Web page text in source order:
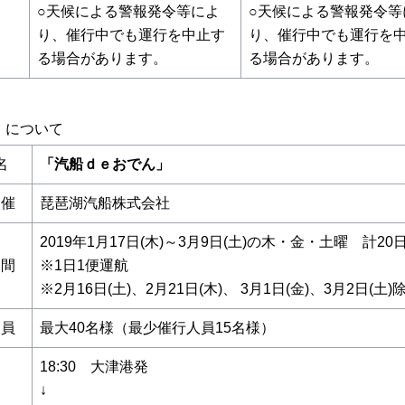
○天候による警報発令等によ
り、催行中でも運行を中止す
る場合があります。
○天候による警報発令
り、催行中でも運行を
る場合があります。
について
「汽船ｄｅおでん」
琵琶湖汽船株式会社
2019年1月17日(木)～3月9日(土)の木・金・土曜 計20
※1日1便運航
※2月16日(土)、2月21日(木)、 3月1日(金)、3月2日(土)
最大40名様（最少催行人員15名様）
18:30 大津港発
↓